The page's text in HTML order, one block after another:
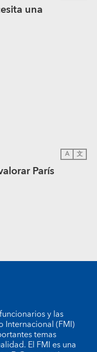
una
A 文
París
y las
Internacional (FMI)
temas
El FMI es una